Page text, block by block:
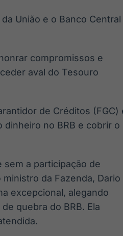
União e o Banco Central
compromissos e
aval do Tesouro
de Créditos (FGC)
dinheiro no BRB e cobrir o
sem a participação de
da Fazenda, Dario
excepcional, alegando
quebra do BRB. Ela